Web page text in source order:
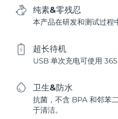
纯素&零残忍
本产品在研发和测试过程
超长待机
USB 单次充电可使用 365
卫生&防水
抗菌，不含 BPA 和邻苯
于清洁。